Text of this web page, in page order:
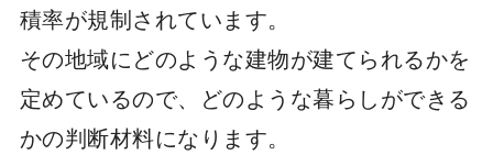
積率が規制されています。
その地域にどのような建物が建てられるかを
定めているので、どのような暮らしができる
かの判断材料になります。